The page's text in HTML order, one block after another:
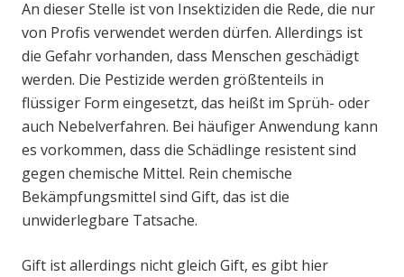
An dieser Stelle ist von Insektiziden die Rede, die nur
von Profis verwendet werden dürfen. Allerdings ist
die Gefahr vorhanden, dass Menschen geschädigt
werden. Die Pestizide werden größtenteils in
flüssiger Form eingesetzt, das heißt im Sprüh- oder
auch Nebelverfahren. Bei häufiger Anwendung kann
es vorkommen, dass die Schädlinge resistent sind
gegen chemische Mittel. Rein chemische
Bekämpfungsmittel sind Gift, das ist die
unwiderlegbare Tatsache.
Gift ist allerdings nicht gleich Gift, es gibt hier